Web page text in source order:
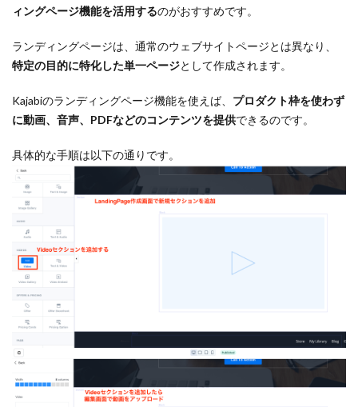
ィングページ機能を活用するのがおすすめです。
ランディングページは、通常のウェブサイトページとは異なり、
特定の目的に特化した単一ページとして作成されます。
Kajabiのランディングページ機能を使えば、 プロダクト枠を使わず
に動画、音声、PDFなどのコンテンツを提供できるのです。
具体的な手順は以下の通りです。